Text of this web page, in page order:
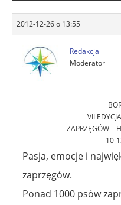
2012-12-26 o 13:55
Redakcja
Moderator
VII
ZAPRZĘGÓW –
10-
Pasja, emocje i
zaprzęgów.
Ponad 1000 psów